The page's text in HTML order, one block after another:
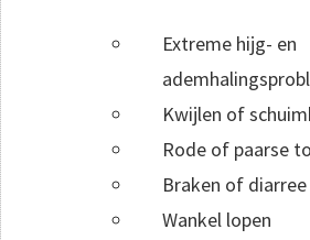
Extreme hijg- en
Kwijlen of
Rode of paarse
Braken of diarree
Wankel lopen